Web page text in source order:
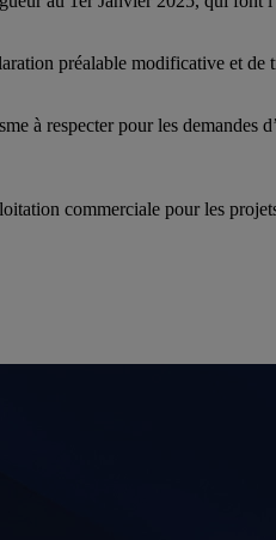
préalable modificative et de
à respecter pour les
commerciale pour les